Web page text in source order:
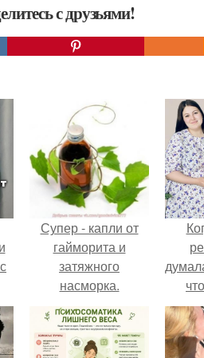
с друзьями!
Супер - капли от
гайморита и
затяжного
насморка.